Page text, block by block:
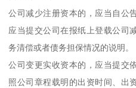
公司减少注册资本的，应当自公
应当提交公司在报纸上登载公司
务清偿或者债务担保情况的说明。
公司变更实收资本的，应当提交
照公司章程载明的出资时间、出